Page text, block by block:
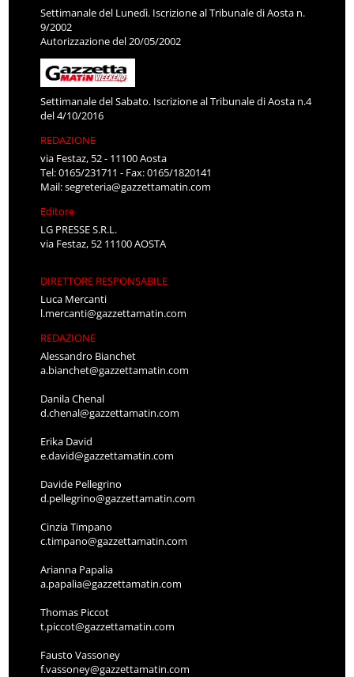
Settimanale del Lunedì. Iscrizione al Tribunale di Aosta n.
9/2002
Autorizzazione del 20/05/2002
Settimanale del Sabato. Iscrizione al Tribunale di Aosta n.4
del 4/10/2016
REDAZIONE
via Festaz, 52 - 11100 Aosta
Tel: 0165/231711 - Fax: 0165/1820141
Mail:segreteria@gazzettamatin.com
Editore
LG PRESSE S.R.L.
via Festaz, 52 11100 AOSTA
DIRETTORE RESPONSABILE
Luca Mercanti
l.mercanti@gazzettamatin.com
REDAZIONE
Alessandro Bianchet
a.bianchet@gazzettamatin.com
Danila Chenal
d.chenal@gazzettamatin.com
Erika David
e.david@gazzettamatin.com
Davide Pellegrino
d.pellegrino@gazzettamatin.com
Cinzia Timpano
c.timpano@gazzettamatin.com
Arianna Papalia
a.papalia@gazzettamatin.com
Thomas Piccot
t.piccot@gazzettamatin.com
Fausto Vassoney
f.vassoney@gazzettamatin.com